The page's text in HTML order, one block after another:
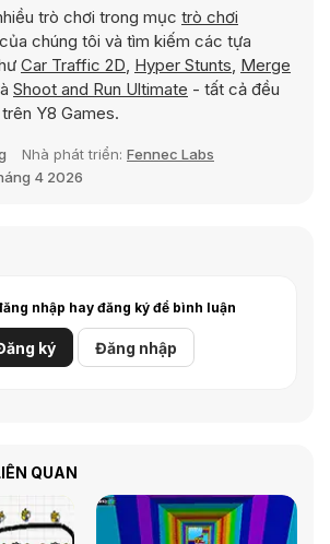
trò chơi trong mục trò chơi
của chúng tôi và tìm kiếm các tựa
Car Traffic 2D, Hyper Stunts, Merge
Shoot and Run Ultimate - tất cả đều
Y8 Games.
Nhà phát triển: Fennec Labs
4 2026
nhập hay đăng ký để bình luận
ký Đăng nhập
QUAN